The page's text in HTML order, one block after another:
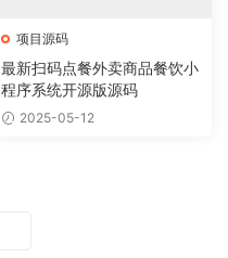
项目源码
最新扫码点餐外卖商品餐饮小
程序系统开源版源码
2025-05-12